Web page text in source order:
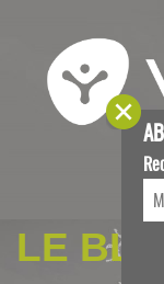
LE